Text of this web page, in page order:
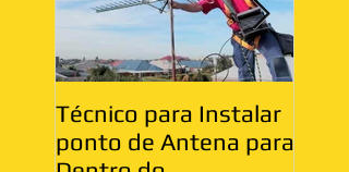
Técnico para Instalar
ponto de Antena para